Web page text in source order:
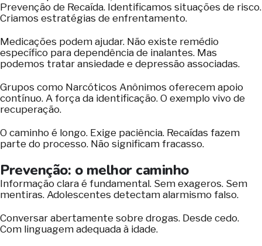
Prevenção de Recaída. Identificamos situações de risco.
Criamos estratégias de enfrentamento.
Medicações podem ajudar. Não existe remédio
específico para dependência de inalantes. Mas
podemos tratar ansiedade e depressão associadas.
Grupos como Narcóticos Anônimos oferecem apoio
contínuo. A força da identificação. O exemplo vivo de
recuperação.
O caminho é longo. Exige paciência. Recaídas fazem
parte do processo. Não significam fracasso.
Prevenção: o melhor caminho
Informação clara é fundamental. Sem exageros. Sem
mentiras. Adolescentes detectam alarmismo falso.
Conversar abertamente sobre drogas. Desde cedo.
Com linguagem adequada à idade.